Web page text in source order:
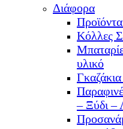
Διάφορα
Κόλλες
υλικό
– Ξύδι –